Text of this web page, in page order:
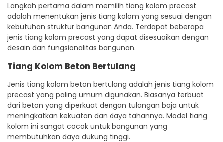
Langkah pertama dalam memilih tiang kolom precast
adalah menentukan jenis tiang kolom yang sesuai dengan
kebutuhan struktur bangunan Anda. Terdapat beberapa
jenis tiang kolom precast yang dapat disesuaikan dengan
desain dan fungsionalitas bangunan.
Tiang Kolom Beton Bertulang
Jenis tiang kolom beton bertulang adalah jenis tiang kolom
precast yang paling umum digunakan. Biasanya terbuat
dari beton yang diperkuat dengan tulangan baja untuk
meningkatkan kekuatan dan daya tahannya. Model tiang
kolom ini sangat cocok untuk bangunan yang
membutuhkan daya dukung tinggi.